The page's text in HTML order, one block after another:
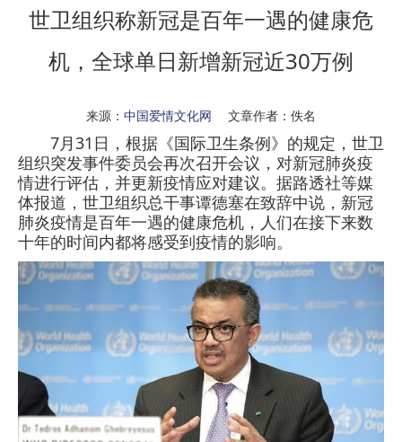
世卫组织称新冠是百年一遇的健康危
机，全球单日新增新冠近30万例
来源： 中国爱情文化网 文章作者：佚名
7月31日，根据《国际卫生条例》的规定，世卫
组织突发事件委员会再次召开会议，对新冠肺炎疫
情进行评估，并更新疫情应对建议。据路透社等媒
体报道，世卫组织总干事谭德塞在致辞中说，新冠
肺炎疫情是百年一遇的健康危机，人们在接下来数
十年的时间内都将感受到疫情的影响。